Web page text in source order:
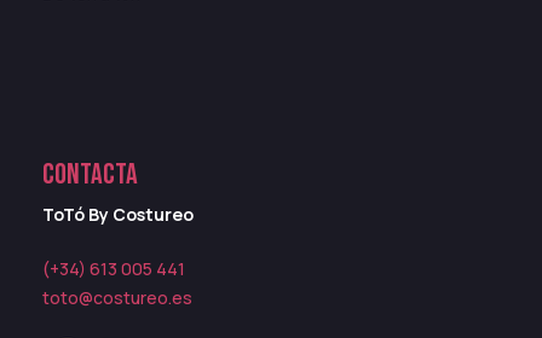
CONTACTA
ToTó By Costureo
(+34) 613 005 441
toto@costureo.es